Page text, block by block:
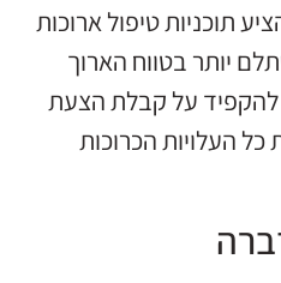
תוכניות טיפול ארוכות
יותר בטווח הארוך
להקפיד על קבלת הצעת
העלויות הכרוכות